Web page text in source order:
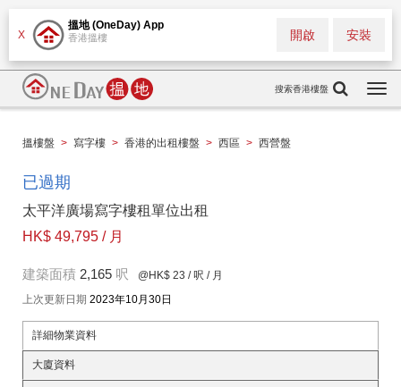
X
搵地 (OneDay) App
香港搵樓 安裝
開啟
搜索香港樓盤
搵樓盤 > 寫字樓 > 香港的出租樓盤 > 西區 > 西營盤
已過期
太平洋廣場寫字樓租單位出租
HK$ 49,795 / 月
建築面積 2,165 呎 @HK$ 23 / 呎 / 月
上次更新日期 2023年10月30日
詳細物業資料
大廈資料